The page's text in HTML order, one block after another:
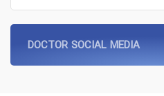
DOCTOR SOCIAL MEDIA